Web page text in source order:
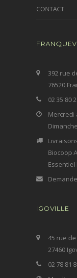
CONTACT
392 rue
76520
02 35 80
Mercredi
Biocoop
IGOVILLE
45 rue
27460
02 78 81